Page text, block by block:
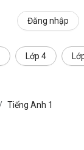
Đăng nhập
Lớp 4
Tiếng Anh 1